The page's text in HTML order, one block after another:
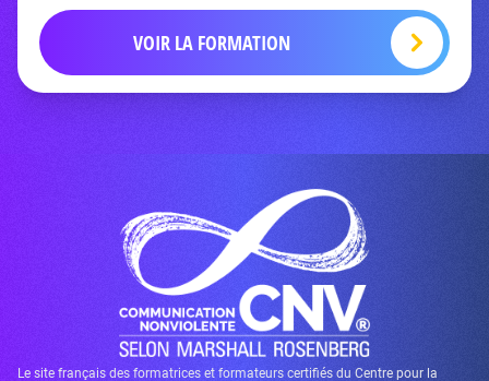
VOIR LA FORMATION
Le site français des formatrices et formateurs certifiés du Centre pour la